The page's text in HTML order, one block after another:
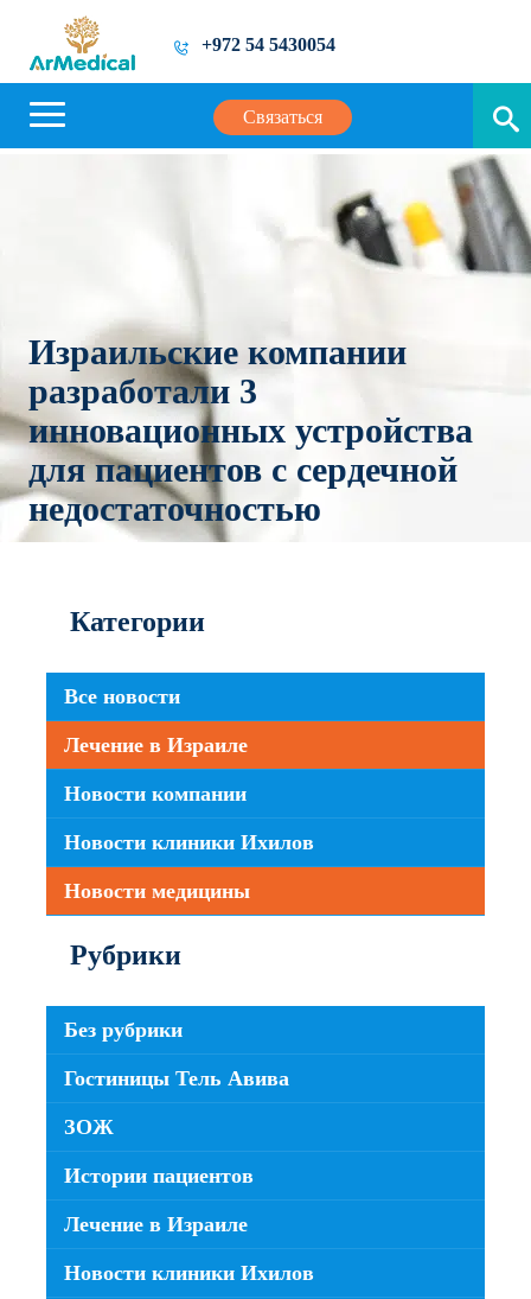
+972 54 5430054
Связаться
Израильские компании
разработали 3
инновационных устройства
для пациентов с сердечной
недостаточностью
Категории
Все новости
Лечение в Израиле
Новости компании
Новости клиники Ихилов
Новости медицины
Рубрики
Без рубрики
Гостиницы Тель Авива
ЗОЖ
Истории пациентов
Лечение в Израиле
Новости клиники Ихилов